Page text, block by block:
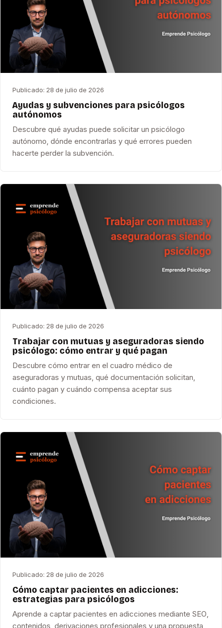
Publicado: 28 de julio de 2026
Ayudas y subvenciones para psicólogos
autónomos
Descubre qué ayudas puede solicitar un psicólogo
autónomo, dónde encontrarlas y qué errores pueden
hacerte perder la subvención.
Publicado: 28 de julio de 2026
Trabajar con mutuas y aseguradoras siendo
psicólogo: cómo entrar y qué pagan
Descubre cómo entrar en el cuadro médico de
aseguradoras y mutuas, qué documentación solicitan,
cuánto pagan y cuándo compensa aceptar sus
condiciones.
Publicado: 28 de julio de 2026
Cómo captar pacientes en adicciones:
estrategias para psicólogos
Aprende a captar pacientes en adicciones mediante SEO,
contenidos, derivaciones profesionales y una propuesta